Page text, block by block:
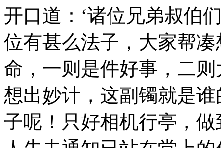
开口道：‘诸位兄弟叔伯
位有甚么法子，大家帮
命，一则是件好事，二
想出妙计，这副镯就是
子呢！只好相机行亭，